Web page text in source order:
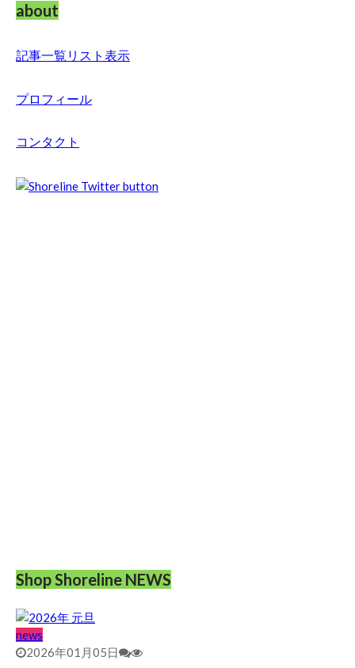
about
記事一覧リスト表示
プロフィール
コンタクト
Shop Shoreline NEWS
news
2026年01月05日